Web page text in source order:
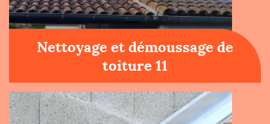
Nettoyage et démoussage de
toiture 11